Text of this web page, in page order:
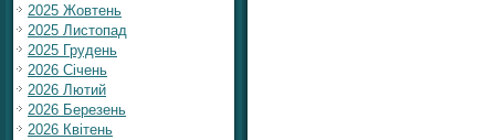
2025 Жовтень
2025 Листопад
2025 Грудень
2026 Січень
2026 Лютий
2026 Березень
2026 Квітень